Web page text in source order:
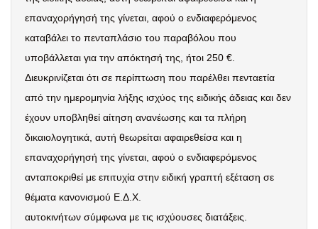
επαναχορήγησή της γίνεται, αφού ο ενδιαφερόμενος
καταβάλει το πενταπλάσιο του παραβόλου που
υποβάλλεται για την απόκτησή της, ήτοι 250 €.
Διευκρινίζεται ότι σε περίπτωση που παρέλθει πενταετία
από την ημερομηνία λήξης ισχύος της ειδικής άδειας και δεν
έχουν υποβληθεί αίτηση ανανέωσης και τα πλήρη
δικαιολογητικά, αυτή θεωρείται αφαιρεθείσα και η
επαναχορήγησή της γίνεται, αφού ο ενδιαφερόμενος
ανταποκριθεί με επιτυχία στην ειδική γραπτή εξέταση σε
θέματα κανονισμού Ε.Δ.Χ.
αυτοκινήτων σύμφωνα με τις ισχύουσες διατάξεις.